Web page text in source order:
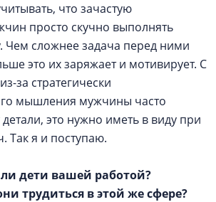
что зачастую
просто скучно выполнять
Чем сложнее задача перед ними
это их заряжает и мотивирует. С
за стратегически
мышления мужчины часто
это нужно иметь в виду при
Так я и поступаю.
ли дети вашей работой?
трудиться в этой же сфере?